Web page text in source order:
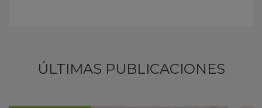
ÚLTIMAS PUBLICACIONES